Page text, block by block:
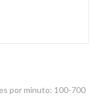
por minuto: 100-700